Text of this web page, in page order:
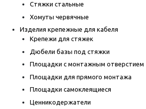
Стяжки стальные
Хомуты червячные
Изделия крепежные для кабеля
Крепежи для стяжек
Дюбели базы под стяжки
Площадки с монтажным отверстием
Площадки для прямого монтажа
Площадки самоклеящиеся
Ценникодержатели